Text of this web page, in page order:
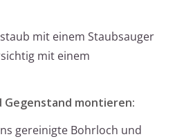
mit einem Staubsauger
mit einem
Gegenstand montieren:
gereinigte Bohrloch und